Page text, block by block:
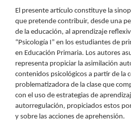
El presente artículo constituye la
que pretende contribuir, desde una
de la educación, al aprendizaje
“Psicología I” en los estudiantes de
en Educación Primaria. Los autores
representa propiciar la asimilación
contenidos psicológicos a partir de la
problematizadora de la clase que
con el uso de estrategias de
autorregulación, propiciados estos
y sobre las acciones de aprehensión.